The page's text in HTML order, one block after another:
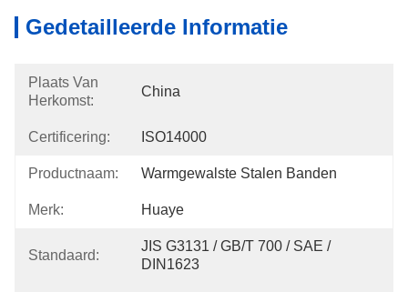
Gedetailleerde Informatie
Plaats Van
Herkomst:
China
Certificering: ISO14000
Productnaam: Warmgewalste Stalen Banden
Merk: Huaye
Standaard:
JIS G3131 / GB/T 700 / SAE /
DIN1623